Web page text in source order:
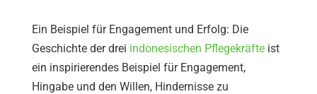
Ein Beispiel für Engagement und Erfolg: Die
Geschichte der drei indonesischen Pflegekräfte ist
ein inspirierendes Beispiel für Engagement,
Hingabe und den Willen, Hindernisse zu